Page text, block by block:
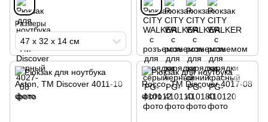
Размеры
47 х 32 х 14 см